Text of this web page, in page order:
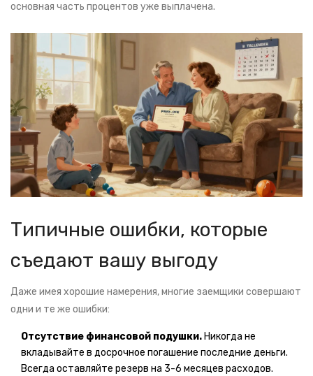
основная часть процентов уже выплачена.
Типичные ошибки, которые
съедают вашу выгоду
Даже имея хорошие намерения, многие заемщики совершают
одни и те же ошибки:
Отсутствие финансовой подушки. Никогда не
вкладывайте в досрочное погашение последние деньги.
Всегда оставляйте резерв на 3-6 месяцев расходов.